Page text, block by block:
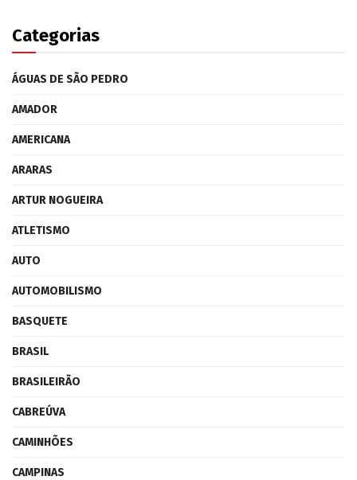
Categorias
ÁGUAS DE SÃO PEDRO
AMADOR
AMERICANA
ARARAS
ARTUR NOGUEIRA
ATLETISMO
AUTO
AUTOMOBILISMO
BASQUETE
BRASIL
BRASILEIRÃO
CABREÚVA
CAMINHÕES
CAMPINAS